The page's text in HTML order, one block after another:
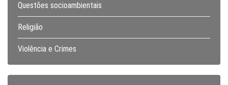
Questões socioambientais
Religião
Violência e Crimes